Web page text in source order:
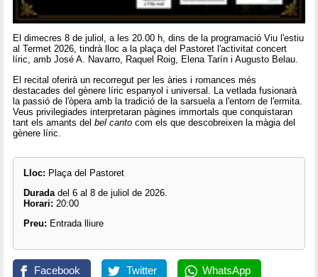
El dimecres 8 de juliol, a les 20.00 h, dins de la programació Viu l'estiu
al Termet 2026, tindrà lloc a la plaça del Pastoret l'activitat concert
líric, amb José A. Navarro, Raquel Roig, Elena Tarín i Augusto Belau.
El recital oferirà un recorregut per les àries i romances més
destacades del gènere líric espanyol i universal. La vetlada fusionarà
la passió de l'òpera amb la tradició de la sarsuela a l'entorn de l'ermita.
Veus privilegiades interpretaran pàgines immortals que conquistaran
tant els amants delbel canto com els que descobreixen la màgia del
gènere líric.
Lloc: Plaça del Pastoret
Durada del 6 al 8 de juliol de 2026.
Horari: 20:00
Preu: Entrada lliure
Facebook Twitter WhatsApp